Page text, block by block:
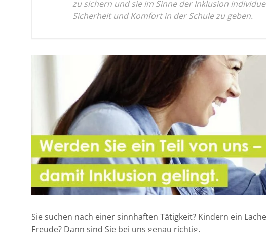
zu sichern und sie im Sinne der Inklusion
Sicherheit und Komfort in der Schule zu geben.
Sie suchen nach einer sinnhaften Tätigkeit? Kindern ein
Freude? Dann sind Sie bei uns genau richtig.